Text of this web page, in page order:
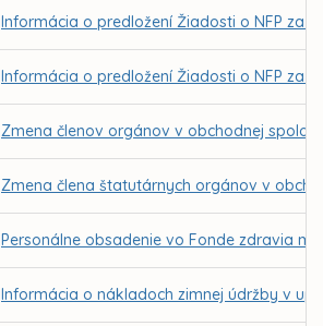
Informácia o predložení Žiadosti o NFP za
Informácia o predložení Žiadosti o NFP za
Zmena členov orgánov v obchodnej
Zmena člena štatutárnych orgánov v
Personálne obsadenie vo Fonde zdravia
Informácia o nákladoch zimnej údržby v